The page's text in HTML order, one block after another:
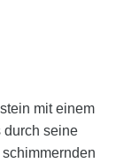
mit einem
durch seine